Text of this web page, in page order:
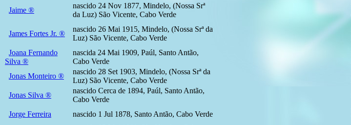
Jaime ®
nascido 24 Nov 1877, Mindelo, (Nossa Srª
da Luz) São Vicente, Cabo Verde
James Fortes Jr. ®
nascido 26 Mai 1915, Mindelo, (Nossa Srª da
Luz) São Vicente, Cabo Verde
Joana Fernando
Silva ®
nascida 24 Mai 1909, Paúl, Santo Antão,
Cabo Verde
Jonas Monteiro ®
nascido 28 Set 1903, Mindelo, (Nossa Srª da
Luz) São Vicente, Cabo Verde
Jonas Silva ®
nascido Cerca de 1894, Paúl, Santo Antão,
Cabo Verde
Jorge Ferreira nascido 1 Jul 1878, Santo Antão, Cabo Verde